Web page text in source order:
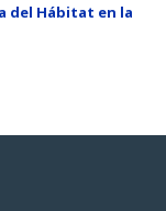
del Hábitat en la